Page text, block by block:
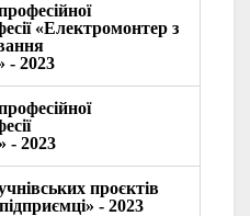
«Електромонтер з
- 2023
- 2023
проєктів
- 2023